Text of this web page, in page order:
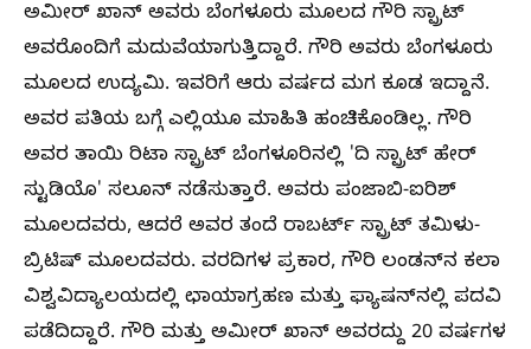
ಅಮೀರ್ ಖಾನ್‌ ಅವರು ಬೆಂಗಳೂರು ಮೂಲದ ಗೌರಿ ಸ್ಪ್ರಾಟ್‌
ಅವರೊಂದಿಗೆ ಮದುವೆಯಾಗುತ್ತಿದ್ದಾರೆ. ಗೌರಿ ಅವರು ಬೆಂಗಳೂರು
ಮೂಲದ ಉದ್ಯಮಿ. ಇವರಿಗೆ ಆರು ವರ್ಷದ ಮಗ ಕೂಡ ಇದ್ದಾನೆ.
ಅವರ ಪತಿಯ ಬಗ್ಗೆ ಎಲ್ಲಿಯೂ ಮಾಹಿತಿ ಹಂಚಿಕೊಂಡಿಲ್ಲ. ಗೌರಿ
ಅವರ ತಾಯಿ ರಿಟಾ ಸ್ಪ್ರಾಟ್‌ ಬೆಂಗಳೂರಿನಲ್ಲಿ 'ದಿ ಸ್ಪ್ರಾಟ್ ಹೇರ್
ಸ್ಟುಡಿಯೊ' ಸಲೂನ್ ನಡೆಸುತ್ತಾರೆ. ಅವರು ಪಂಜಾಬಿ-ಐರಿಶ್
ಮೂಲದವರು, ಆದರೆ ಅವರ ತಂದೆ ರಾಬರ್ಟ್ ಸ್ಪ್ರಾಟ್‌ ತಮಿಳು-
ಬ್ರಿಟಿಷ್ ಮೂಲದವರು. ವರದಿಗಳ ಪ್ರಕಾರ, ಗೌರಿ ಲಂಡನ್‌ನ ಕಲಾ
ವಿಶ್ವವಿದ್ಯಾಲಯದಲ್ಲಿ ಛಾಯಾಗ್ರಹಣ ಮತ್ತು ಫ್ಯಾಷನ್‌ನಲ್ಲಿ ಪದವಿ
ಪಡೆದಿದ್ದಾರೆ. ಗೌರಿ ಮತ್ತು ಅಮೀರ್ ಖಾನ್ ಅವರದ್ದು 20 ವರ್ಷಗಳ